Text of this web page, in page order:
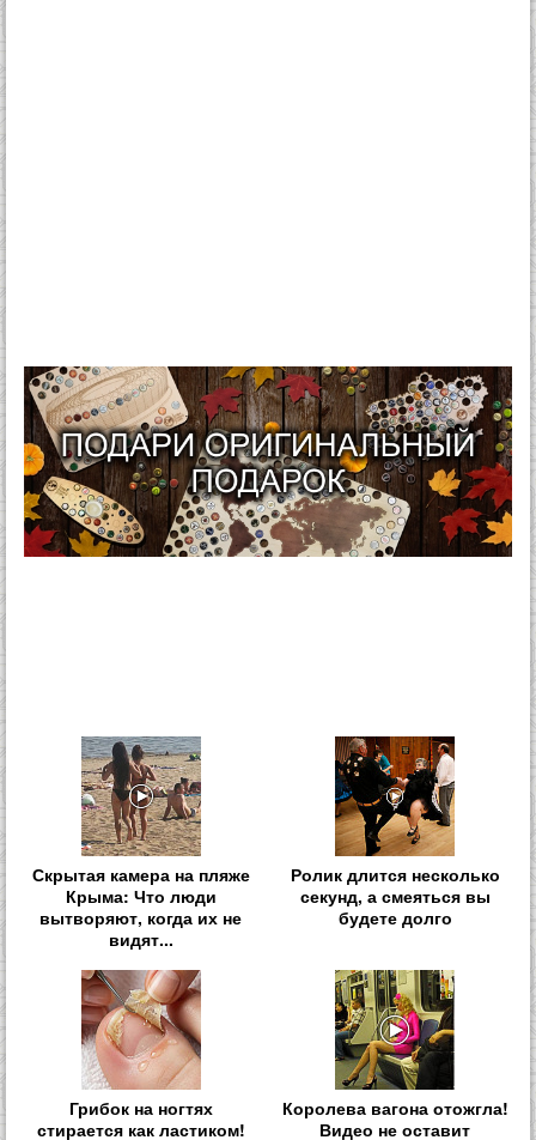
Скрытая камера на пляже
Крыма: Что люди
вытворяют, когда их не
видят...
Ролик длится несколько
секунд, а смеяться вы
будете долго
Грибок на ногтях
стирается как ластиком!
Королева вагона отожгла!
Видео не оставит